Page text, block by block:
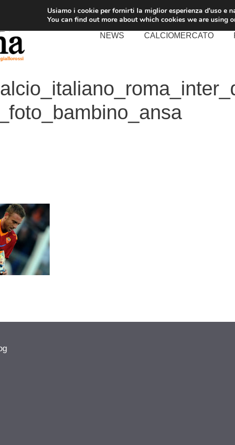
NEWS CALCIOMERCATO
Usiamo i cookie per fornirti la miglior esperienza d'uso e
You can find out more about which cookies we are using